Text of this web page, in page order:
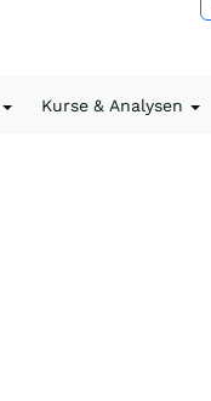
Kurse & Analysen